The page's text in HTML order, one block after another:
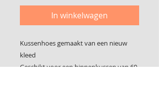
In winkelwagen
Kussenhoes gemaakt van een nieuw
kleed
Geschikt voor een binnenkussen van 60